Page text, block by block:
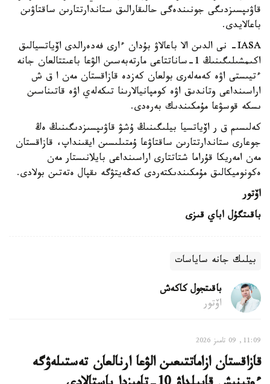
قاۋىپسىزدىگى جونىندەگى حالىقارالىق ستاندارتتارىن ساقتاۋىن
باعالايدى.
IASA- نى الدىن الا باعالاۋ بۇدان ءارى فەدەرالدى اۆياتسيالىق
اكىمشىلىگىنىڭ 1-ساناتتاعى مارتەبەسىن الۋعا باعىتتالعان جانە
ءتيىستى اۋە كەمەلەرى بولعان كەزدە قازاقستان مەن ا ق ش
اراسىنداعى وتاندىق اۋە كومپانيالارىنا تىكەلەي اۋە قاتىناسىن
ىسكە قوسۋعا مۇمكىندىك بەرەدى.
كەلىسىم ق ر اۆياتسيا بيلىگىنىڭ ۇشۋ قاۋىپسىزدىگىنىڭ ەڭ
جوعارى ستاندارتتارىن ساقتاۋعا ۇمتىلىسىن ايقىنداپ، قازاقستان
مەن امەريكا قۇراما شتاتتارى اراسىنداعى بايلانىستار مەن
ەكونوميكالىق مۇمكىندىكتەردى كەڭەيتۋگە ىقپال ەتەتىن بولادى.
اۆتور
باقىتگۇل اباي قىزى
بيلىك جانە ساياسات
باقىتجول كاكەش
اۆتور
11:09, 09 تامىز 2026
قازاقستان ازاماتتىعىن الۋعا ارنالعان تەستىلەۋگە